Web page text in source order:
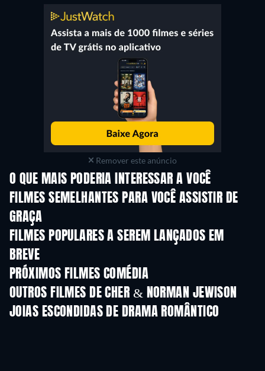
Remover este anúncio
O QUE MAIS PODERIA INTERESSAR A VOCÊ
FILMES SEMELHANTES PARA VOCÊ ASSISTIR DE
GRAÇA
FILMES POPULARES A SEREM LANÇADOS EM
BREVE
PRÓXIMOS FILMES COMÉDIA
OUTROS FILMES DE CHER & NORMAN JEWISON
JOIAS ESCONDIDAS DE DRAMA ROMÂNTICO